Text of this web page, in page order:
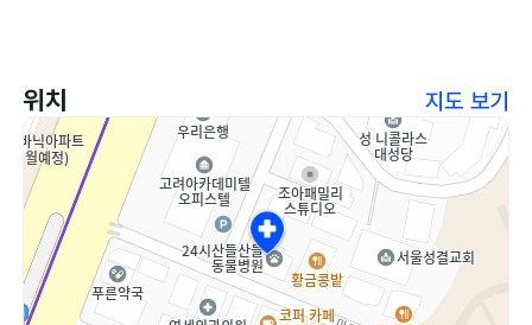
위치 지도 보기